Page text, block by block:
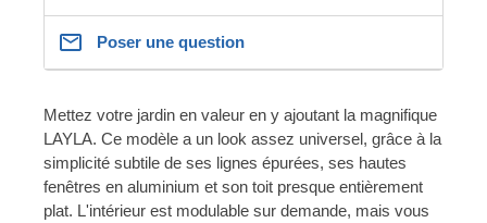
Poser une question
Mettez votre jardin en valeur en y ajoutant la magnifique
LAYLA. Ce modèle a un look assez universel, grâce à la
simplicité subtile de ses lignes épurées, ses hautes
fenêtres en aluminium et son toit presque entièrement
plat. L'intérieur est modulable sur demande, mais vous